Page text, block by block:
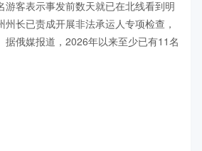
游客表示事发前数天就已在北线看到明
长已责成开展非法承运人专项检查，
据俄媒报道，2026年以来至少已有11名